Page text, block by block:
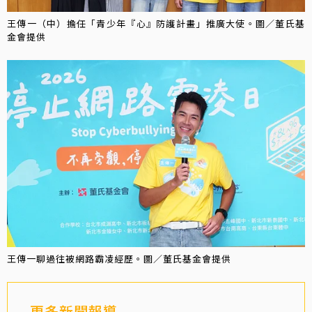
王傳一（中）擔任「青少年『心』防護計畫」推廣大使。圖／董氏基
金會提供
王傳一聊過往被網路霸凌經歷。圖／董氏基金會提供